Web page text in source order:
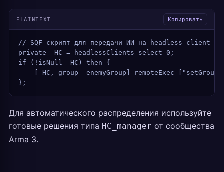
PLAINTEXT Копировать
// SQF-скрипт для передачи ИИ на headless client
private _HC = headlessClients select 0;
if (!isNull _HC) then {
[_HC, group _enemyGroup] remoteExec
};
Для автоматического распределения используйте
готовые решения типа HC_manager от сообщества
Arma 3.